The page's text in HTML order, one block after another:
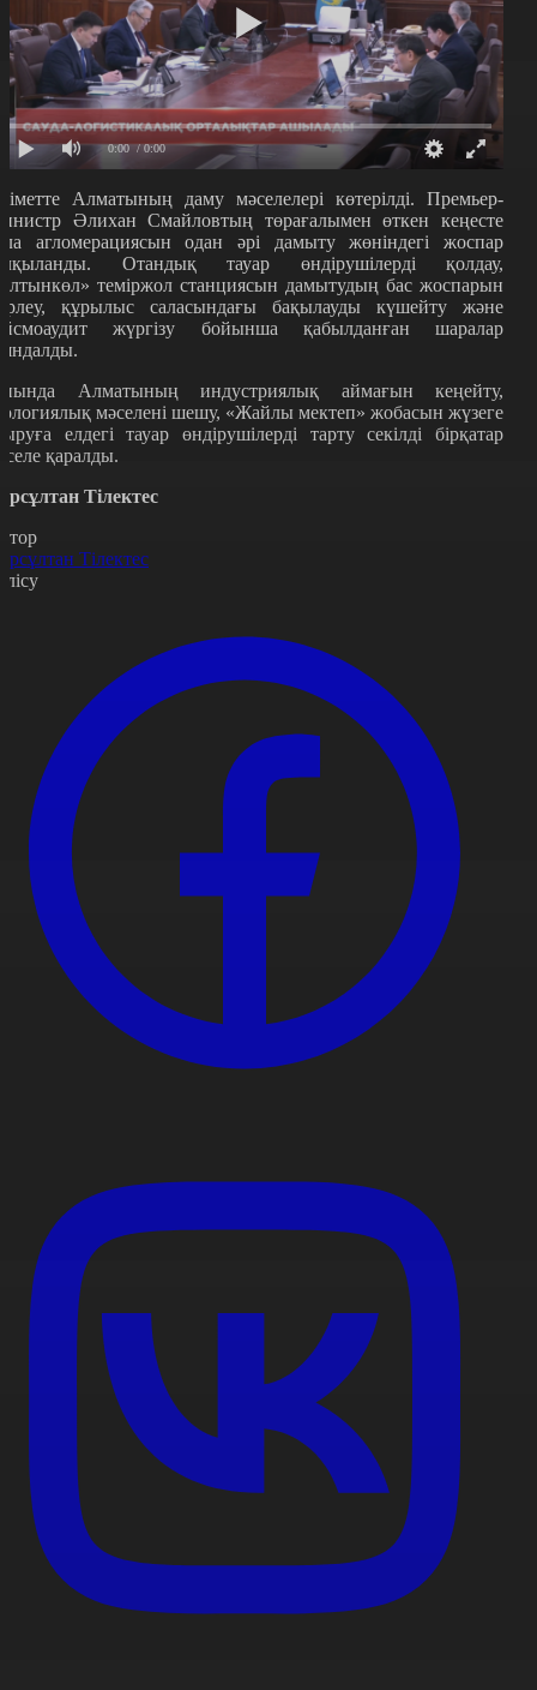
0:00 / 0:00
Алматының даму мәселелері көтерілді. Премьер-
Әлихан Смайловтың төрағалымен өткен кеңесте
агломерациясын одан әрі дамыту жөніндегі жоспар
Отандық тауар өндірушілерді қолдау,
теміржол станциясын дамытудың бас жоспарын
құрылыс саласындағы бақылауды күшейту және
жүргізу бойынша қабылданған шаралар
Алматының индустриялық аймағын кеңейту,
мәселені шешу, «Жайлы мектеп» жобасын жүзеге
елдегі тауар өндірушілерді тарту секілді бірқатар
қаралды.
Тілектес
Тілектес